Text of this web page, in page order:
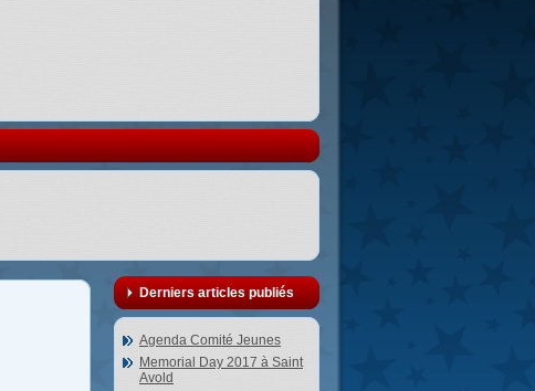
Derniers articles publiés
Agenda Comité Jeunes
Memorial Day 2017 à Saint
Avold